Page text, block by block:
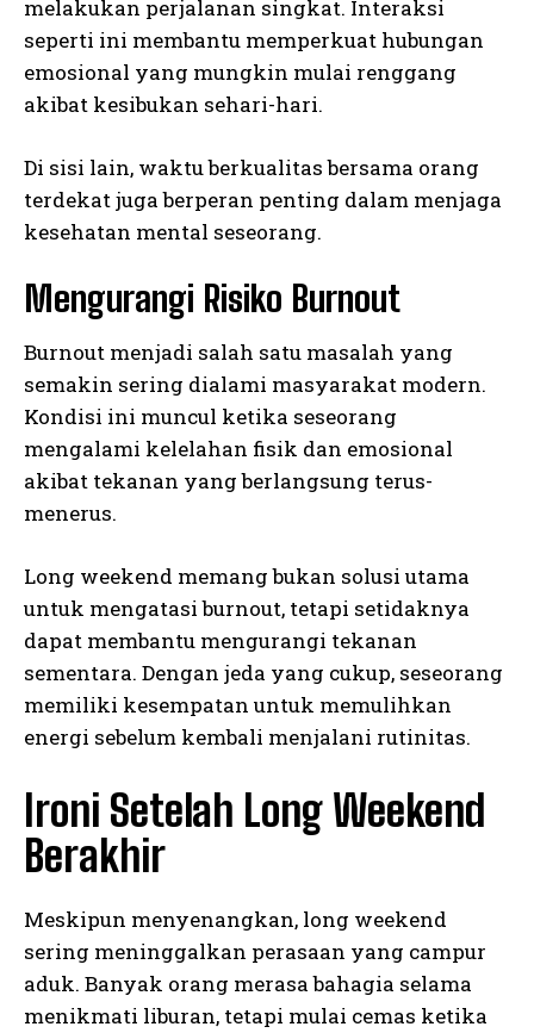
melakukan perjalanan singkat. Interaksi
seperti ini membantu memperkuat hubungan
emosional yang mungkin mulai renggang
akibat kesibukan sehari-hari.
Di sisi lain, waktu berkualitas bersama orang
terdekat juga berperan penting dalam menjaga
kesehatan mental seseorang.
Mengurangi Risiko Burnout
Burnout menjadi salah satu masalah yang
semakin sering dialami masyarakat modern.
Kondisi ini muncul ketika seseorang
mengalami kelelahan fisik dan emosional
akibat tekanan yang berlangsung terus-
menerus.
Long weekend memang bukan solusi utama
untuk mengatasi burnout, tetapi setidaknya
dapat membantu mengurangi tekanan
sementara. Dengan jeda yang cukup, seseorang
memiliki kesempatan untuk memulihkan
energi sebelum kembali menjalani rutinitas.
Ironi Setelah Long Weekend
Berakhir
Meskipun menyenangkan, long weekend
sering meninggalkan perasaan yang campur
aduk. Banyak orang merasa bahagia selama
menikmati liburan, tetapi mulai cemas ketika